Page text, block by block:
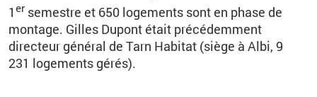
1 er semestre et 650 logements sont en phase de
montage. Gilles Dupont était précédemment
directeur général de Tarn Habitat (siège à Albi, 9
231 logements gérés).